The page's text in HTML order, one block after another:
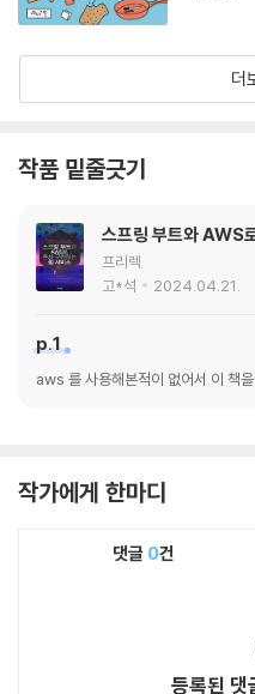
책이 개
는 점입
기합니다
고, 코드
코드를
(15장).
다고 느
더
작품 밑줄긋기
스프링 부트와 AWS
프리렉
고*석
2024.04.21.
p.1
aws 를 사용해본적이 없어서 이 책
작가에게 한마디
댓글 0건
등록된 댓